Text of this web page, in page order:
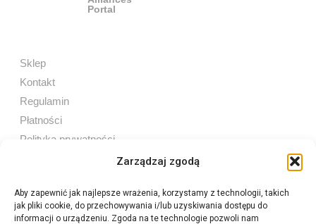
Zarządzaj zgodą
Aby zapewnić jak najlepsze wrażenia, korzystamy z technologii, takich
jak pliki cookie, do przechowywania i/lub uzyskiwania dostępu do
informacji o urządzeniu. Zgoda na te technologie pozwoli nam
Sklep
Kontakt
Regulamin
Płatności
Polityka prywatności
Sprzedaż internetowa